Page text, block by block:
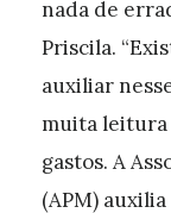
nada de
Priscila.
auxiliar
muita leitura
gastos. A
(APM)